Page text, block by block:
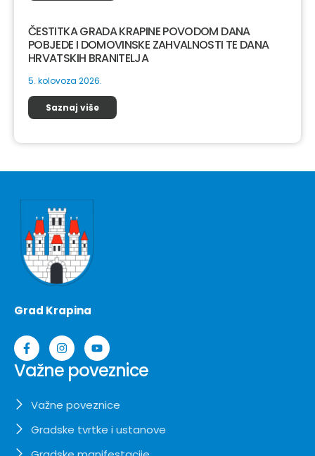
ČESTITKA GRADA KRAPINE POVODOM DANA
POBJEDE I DOMOVINSKE ZAHVALNOSTI TE DANA
HRVATSKIH BRANITELJA
5. kolovoza 2026.
Saznaj više
Grad Krapina
Važne poveznice
Važne poveznice
Gradske tvrtke i ustanove